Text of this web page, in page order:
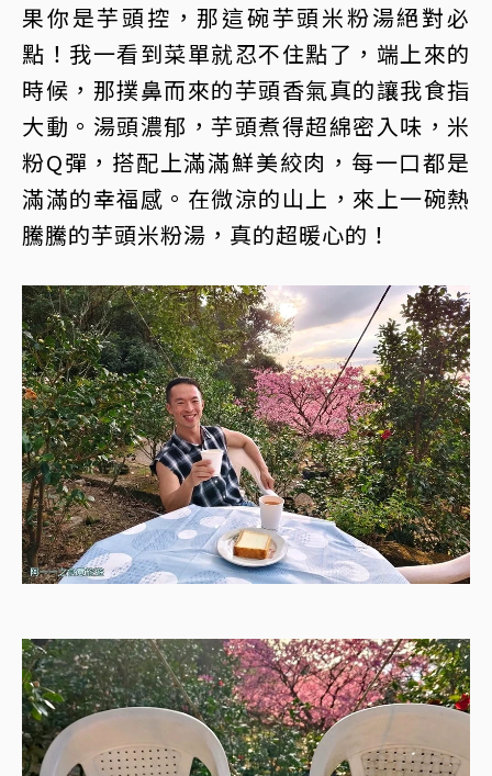
果你是芋頭控，那這碗芋頭米粉湯絕對必
點！我一看到菜單就忍不住點了，端上來的
時候，那撲鼻而來的芋頭香氣真的讓我食指
大動。湯頭濃郁，芋頭煮得超綿密入味，米
粉Q彈，搭配上滿滿鮮美絞肉，每一口都是
滿滿的幸福感。在微涼的山上，來上一碗熱
騰騰的芋頭米粉湯，真的超暖心的！